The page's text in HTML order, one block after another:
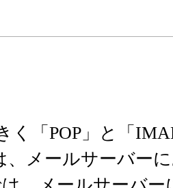
く「POP」と「
、メールサーバー